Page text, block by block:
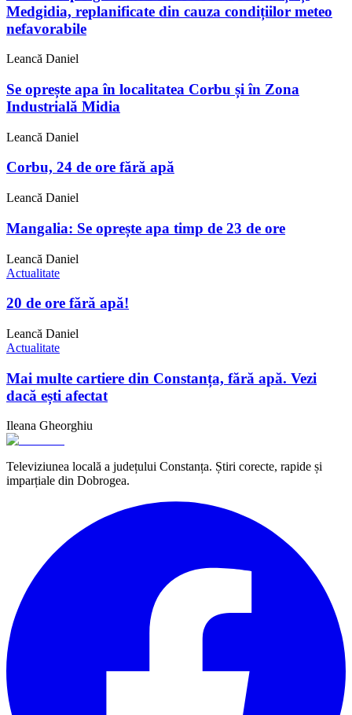
Medgidia, replanificate din cauza condițiilor meteo
nefavorabile
Leancă Daniel
Se oprește apa în localitatea Corbu și în Zona
Industrială Midia
Leancă Daniel
Corbu, 24 de ore fără apă
Leancă Daniel
Mangalia: Se oprește apa timp de 23 de ore
Leancă Daniel
Actualitate
20 de ore fără apă!
Leancă Daniel
Actualitate
Mai multe cartiere din Constanța, fără apă. Vezi
dacă ești afectat
Ileana Gheorghiu
Televiziunea locală a județului Constanța. Știri corecte, rapide și
imparțiale din Dobrogea.